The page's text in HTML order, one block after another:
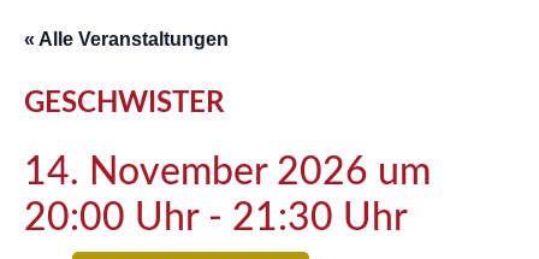
« Alle Veranstaltungen
GESCHWISTER
14. November 2026 um
20:00 Uhr- 21:30 Uhr